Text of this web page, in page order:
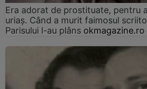
Era adorat de prostituate, pentru
uriaș. Când a murit faimosul
Parisului l-au plâns okmagazine.ro